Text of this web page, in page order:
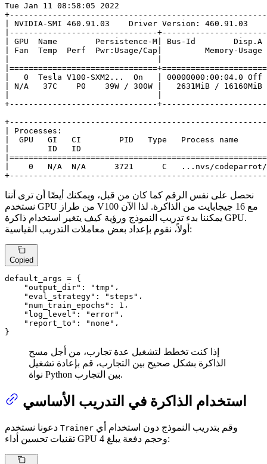
Tue Jan 11 08:58:05 2022
| NVIDIA-SMI 460.91.03    Driver Version: 460.91.03
|-------------------------------
| GPU  Name        Persistence-M| Bus-Id
| Fan  Temp  Perf  Pwr:Usage/Cap|         Memory-
|   0  Tesla V100-SXM2...  On   |
| N/A   37C    P0    39W / 300W |   2631MiB /
+-------------------------------
| Processes:
|  GPU   GI   CI        PID   Type   Process name
|        ID   ID
|    0   N/A  N/A      3721      C   ...nvs/codeparrot/
نحصل على نفس الرقم كما كان من قبل، ويمكنك أيضًا أن ترى أننا
نستخدم GPU من طراز V100 مع 16 جيجابايت من الذاكرة. لذا الآن
يمكننا بدء تدريب النموذج ورؤية كيف يتغير استخدام ذاكرة GPU.
أولاً، نقوم بإعداد بعض معاملات التدريب القياسية:
Copied
default_args = {
"output_dir" : "tmp" ،
"eval_strategy" : "steps" ،
"num_train_epochs" : 1 ،
"log_level" : "error" ،
"report_to" : "none" ،
}
إذا كنت تخطط لتشغيل عدة تجارب، من أجل مسح
الذاكرة بشكل صحيح بين التجارب، قم بإعادة تشغيل
نواة Python بين التجارب.
استخدام الذاكرة في التدريب الأساسي
Trainer
تقنيات تحسين أداء GPU وحجم دفعة يبلغ 4: